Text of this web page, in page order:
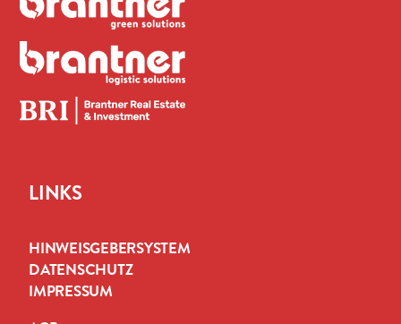
LINKS
HINWEISGEBERSYSTEM
DATENSCHUTZ
IMPRESSUM